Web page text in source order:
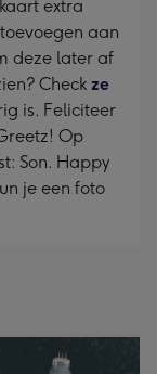
extra
aan
deze later af
Check ze
is. Feliciteer
Op
Son. Happy
je een foto